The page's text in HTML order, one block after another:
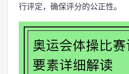
行评定，确保评分的公正性。